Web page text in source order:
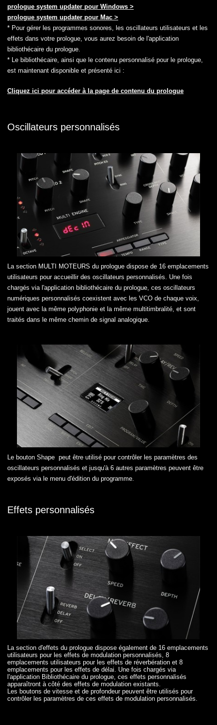
prologue system updater pour Windows >
prologue system updater pour Mac >
* Pour gérer les programmes sonores, les oscillateurs utilisateurs et les
effets dans votre prologue, vous aurez besoin de l'application
bibliothécaire du prologue.
* Le bibliothécaire, ainsi que le contenu personnalisé pour le prologue,
est maintenant disponible et présenté ici :
Cliquez ici pour accéder à la page de contenu du prologue
Oscillateurs personnalisés
La section MULTI MOTEURS du prologue dispose de 16 emplacements
utilisateurs pour accueillir des oscillateurs personnalisés. Une fois
chargés via l'application bibliothécaire du prologue, ces oscillateurs
numériques personnalisés coexistent avec les VCO de chaque voix,
jouent avec la même polyphonie et la même multitimbralité, et sont
traités dans le même chemin de signal analogique.
Le bouton Shape peut être utilisé pour contrôler les paramètres des
oscillateurs personnalisés et jusqu'à 6 autres paramètres peuvent être
exposés via le menu d'édition du programme.
Effets personnalisés
La section d'effets du prologue dispose également de 16 emplacements
utilisateurs pour les effets de modulation personnalisés, 8
emplacements utilisateurs pour les effets de réverbération et 8
emplacements pour les effets de délai. Une fois chargés via
l'application Bibliothécaire du prologue, ces effets personnalisés
apparaîtront à côté des effets de modulation existants.
Les boutons de vitesse et de profondeur peuvent être utilisés pour
contrôler les paramètres de ces effets de modulation personnalisés.